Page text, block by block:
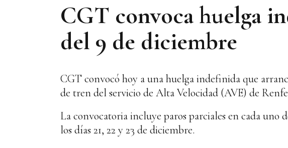
CGT convoca huelga
del 9 de diciembre
CGT convocó hoy a una huelga indefinida que
de tren del servicio de Alta Velocidad (AVE) de
La convocatoria incluye paros parciales en cada uno
los días 21, 22 y 23 de diciembre.